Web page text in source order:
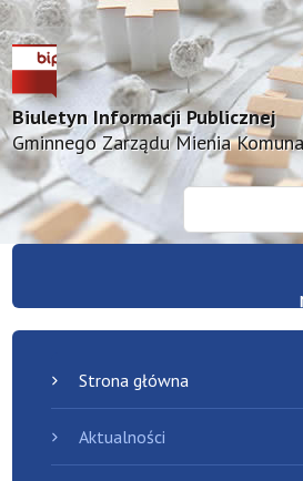
Biuletyn Informacji Publicznej
Gminnego Zarządu Mienia
Strona główna
Aktualności